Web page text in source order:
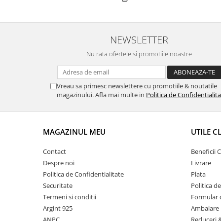
NEWSLETTER
Nu rata ofertele si promotiile noastre
Vreau sa primesc newslettere cu promotiile & noutatile
magazinului. Afla mai multe in Politica de
MAGAZINUL MEU
Contact
Despre noi
Politica de Confidentialitate
Securitate
Termeni si conditii
Argint 925
UTILE
Beneficii
Livrare
Plata
Politica
Formular